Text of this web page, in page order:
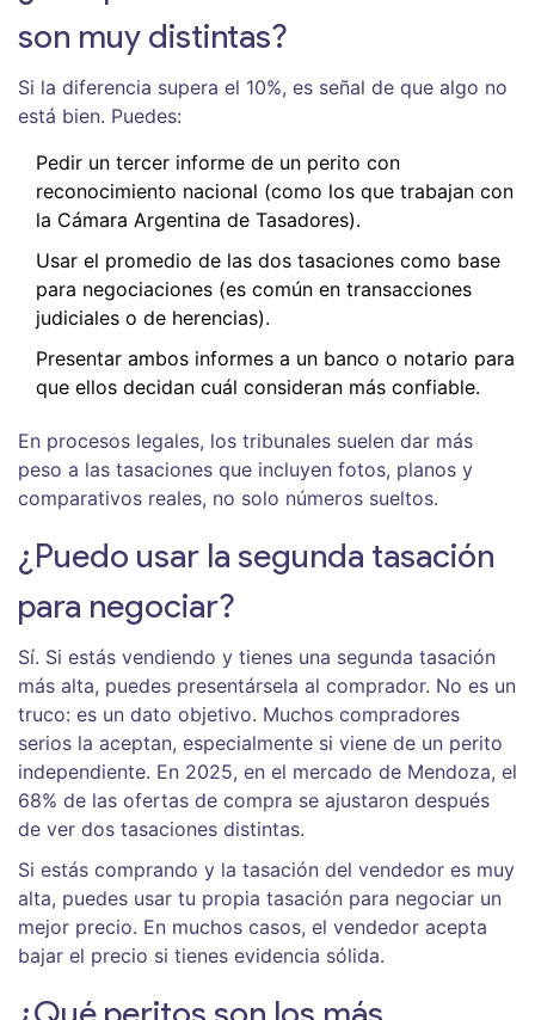
son muy distintas?
Si la diferencia supera el 10%, es señal de que algo no
está bien. Puedes:
Pedir un tercer informe de un perito con
reconocimiento nacional (como los que trabajan con
la Cámara Argentina de Tasadores).
Usar el promedio de las dos tasaciones como base
para negociaciones (es común en transacciones
judiciales o de herencias).
Presentar ambos informes a un banco o notario para
que ellos decidan cuál consideran más confiable.
En procesos legales, los tribunales suelen dar más
peso a las tasaciones que incluyen fotos, planos y
comparativos reales, no solo números sueltos.
¿Puedo usar la segunda tasación
para negociar?
Sí. Si estás vendiendo y tienes una segunda tasación
más alta, puedes presentársela al comprador. No es un
truco: es un dato objetivo. Muchos compradores
serios la aceptan, especialmente si viene de un perito
independiente. En 2025, en el mercado de Mendoza, el
68% de las ofertas de compra se ajustaron después
de ver dos tasaciones distintas.
Si estás comprando y la tasación del vendedor es muy
alta, puedes usar tu propia tasación para negociar un
mejor precio. En muchos casos, el vendedor acepta
bajar el precio si tienes evidencia sólida.